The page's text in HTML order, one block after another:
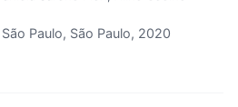
Paulo, São Paulo, 2020